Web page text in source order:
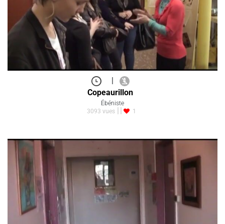
|
Copeaurillon
Ébéniste
3093 vues
1